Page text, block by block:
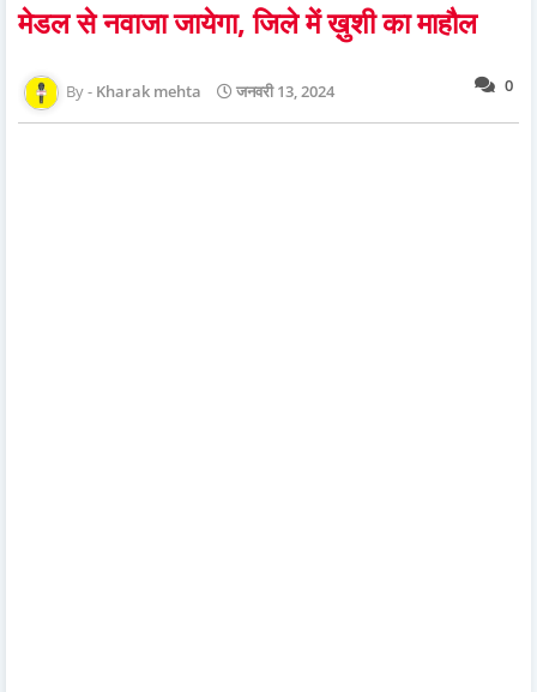
मेडल से नवाजा जायेगा, जिले में ख़ुशी का माहौल
0
Kharak mehta जनवरी 13, 2024